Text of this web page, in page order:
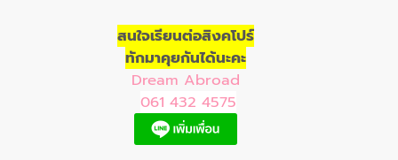
สนใจเรียนต่อสิงคโปร์
ทักมาคุยกันได้นะคะ
Dream Abroad
061 432 4575